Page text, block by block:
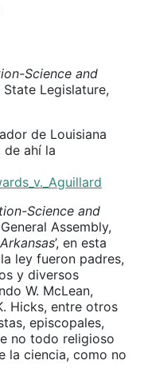
Science and
State Legislature,
de Louisiana
de ahí la
Science and
Assembly,
’, en esta
ley fueron padres,
y diversos
W. McLean,
Hicks, entre otros
episcopales,
no todo religioso
la ciencia, como no